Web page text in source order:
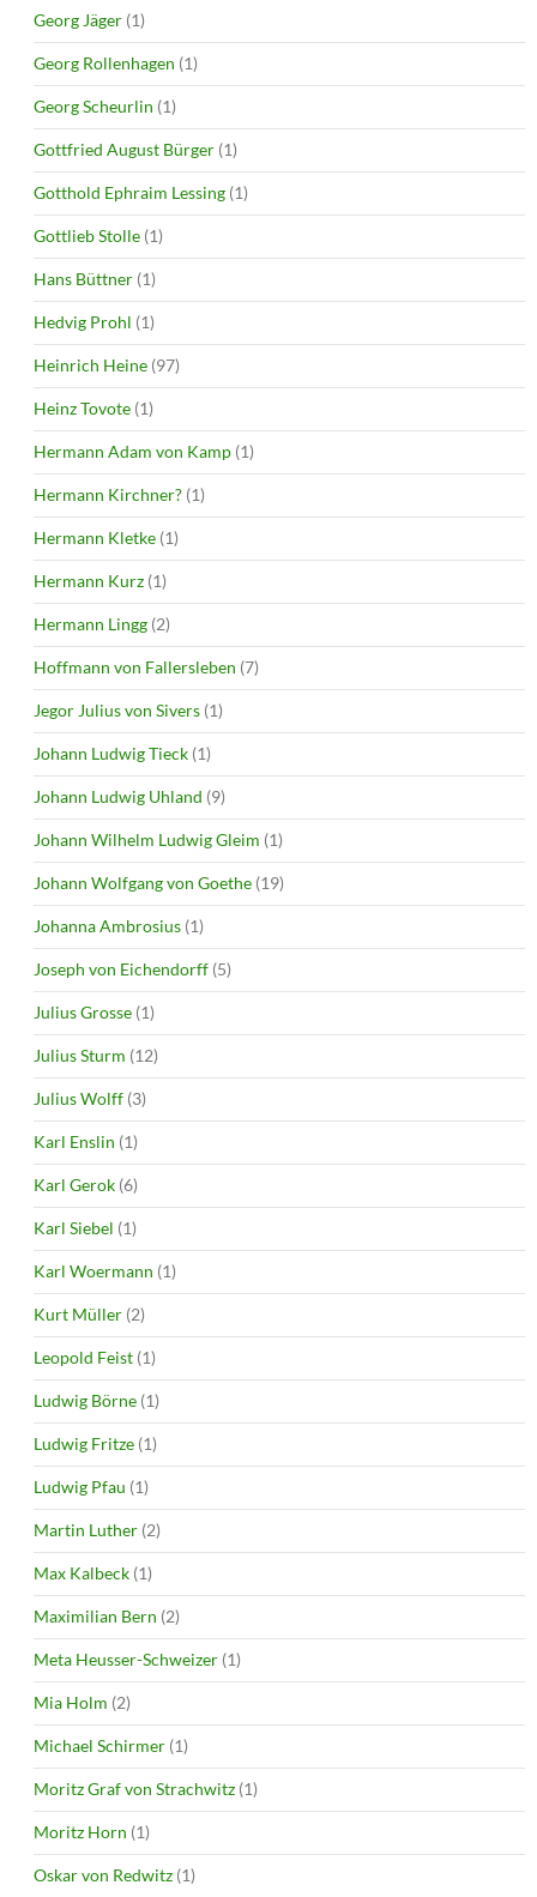
Georg Jäger (1)
Georg Rollenhagen (1)
Georg Scheurlin (1)
Gottfried August Bürger (1)
Gotthold Ephraim Lessing (1)
Gottlieb Stolle (1)
Hans Büttner (1)
Hedvig Prohl (1)
Heinrich Heine (97)
Heinz Tovote (1)
Hermann Adam von Kamp (1)
Hermann Kirchner? (1)
Hermann Kletke (1)
Hermann Kurz (1)
Hermann Lingg (2)
Hoffmann von Fallersleben (7)
Jegor Julius von Sivers (1)
Johann Ludwig Tieck (1)
Johann Ludwig Uhland (9)
Johann Wilhelm Ludwig Gleim (1)
Johann Wolfgang von Goethe (19)
Johanna Ambrosius (1)
Joseph von Eichendorff (5)
Julius Grosse (1)
Julius Sturm (12)
Julius Wolff (3)
Karl Enslin (1)
Karl Gerok (6)
Karl Siebel (1)
Karl Woermann (1)
Kurt Müller (2)
Leopold Feist (1)
Ludwig Börne (1)
Ludwig Fritze (1)
Ludwig Pfau (1)
Martin Luther (2)
Max Kalbeck (1)
Maximilian Bern (2)
Meta Heusser-Schweizer (1)
Mia Holm (2)
Michael Schirmer (1)
Moritz Graf von Strachwitz (1)
Moritz Horn (1)
Oskar von Redwitz (1)